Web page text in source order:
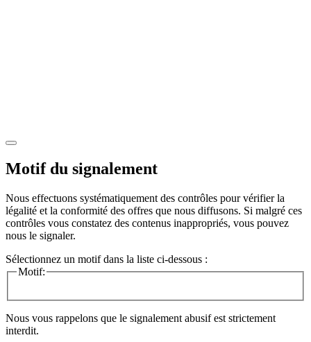
Motif du signalement
Nous effectuons systématiquement des contrôles pour vérifier la
légalité et la conformité des offres que nous diffusons. Si malgré ces
contrôles vous constatez des contenus inappropriés, vous pouvez
nous le signaler.
Sélectionnez un motif dans la liste ci-dessous :
Motif:
Nous vous rappelons que le signalement abusif est strictement
interdit.